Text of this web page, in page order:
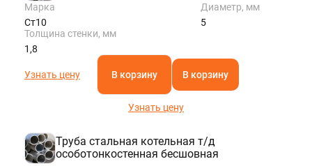
Марка
Ст10
Диаметр, мм
5
Толщина стенки, мм
1,8
Узнать цену В корзину В корзину
Узнать цену
Труба стальная котельная т/д
особотонкостенная бесшовная